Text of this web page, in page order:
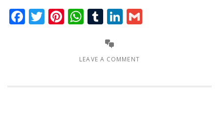
Facebook
Twitter
Pinterest
WhatsApp
TumblrLinkedIn
LEAVE A COMMENT